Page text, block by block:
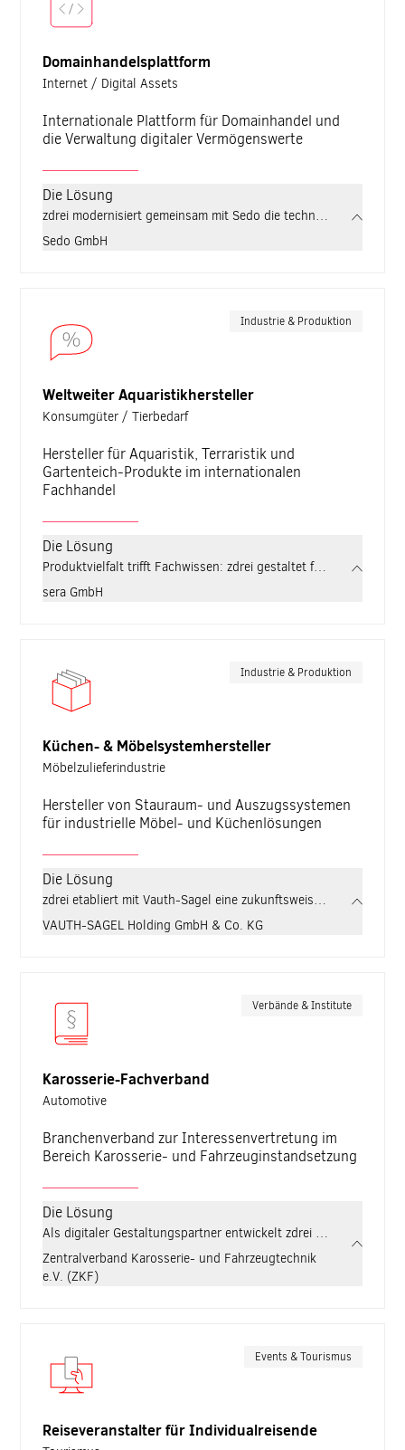
Domainhandelsplattform
Internet / Digital Assets
Internationale Plattform für Domainhandel und
die Verwaltung digitaler Vermögenswerte
Die Lösung
zdrei modernisiert gemeinsam mit Sedo die technische
Sedo GmbH
Industrie & Produktion
Weltweiter Aquaristikhersteller
Konsumgüter / Tierbedarf
Hersteller für Aquaristik, Terraristik und
Gartenteich-Produkte im internationalen
Fachhandel
Die Lösung
Produktvielfalt trifft Fachwissen: zdrei gestaltet für sera eine
sera GmbH
Industrie & Produktion
Küchen- & Möbelsystemhersteller
Möbelzulieferindustrie
Hersteller von Stauraum- und Auszugssystemen
für industrielle Möbel- und Küchenlösungen
Die Lösung
zdrei etabliert mit Vauth-Sagel eine zukunftsweisende B2B-
VAUTH-SAGEL Holding GmbH & Co. KG
Verbände & Institute
Karosserie-Fachverband
Automotive
Branchenverband zur Interessenvertretung im
Bereich Karosserie- und Fahrzeuginstandsetzung
Die Lösung
Als digitaler Gestaltungspartner entwickelt zdrei für den ZKF
Zentralverband Karosserie- und Fahrzeugtechnik
e.V. (ZKF)
Events & Tourismus
Reiseveranstalter für Individualreisende